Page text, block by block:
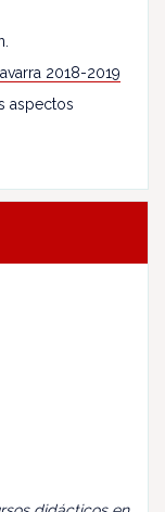
2018-2019
aspectos